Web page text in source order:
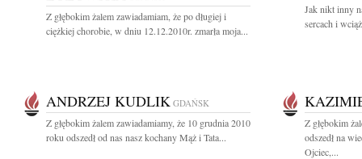
Z głębokim żalem zawiadamiam, że po długiej i
ciężkiej chorobie, w dniu 12.12.2010r. zmarła moja...
Jak nikt inny
sercach i
ANDRZEJ KUDLIK GDAŃSK
Z głębokim żalem zawiadamiamy, że 10 grudnia 2010
roku odszedł od nas nasz kochany Mąż i Tata...
Z głębokim
odszedł na
Ojciec,...